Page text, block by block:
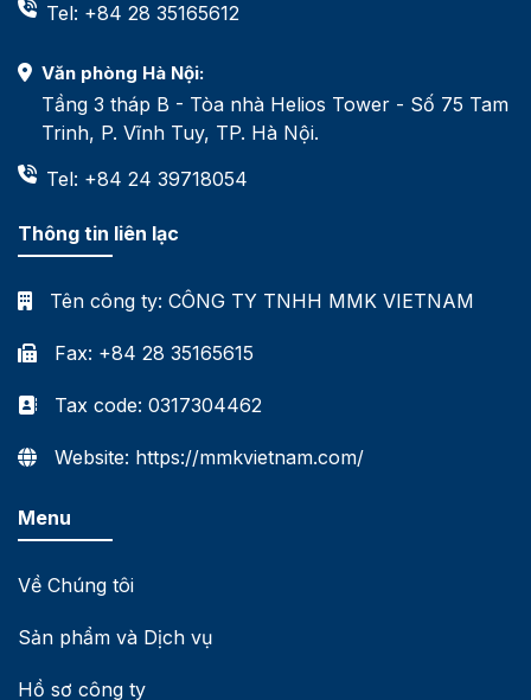
Tel: +84 28 35165612
Văn phòng Hà Nội:
Tầng 3 tháp B - Tòa nhà Helios Tower - Số 75 Tam
Trinh, P. Vĩnh Tuy, TP. Hà Nội.
Tel: +84 24 39718054
Thông tin liên lạc
Tên công ty: CÔNG TY TNHH MMK VIETNAM
Fax: +84 28 35165615
Tax code: 0317304462
Website: https://mmkvietnam.com/
Menu
Về Chúng tôi
Sản phẩm và Dịch vụ
Hồ sơ công ty